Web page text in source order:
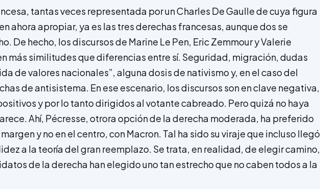
tantas veces representada por un Charles De Gaulle de cuya figura
ahora apropiar, ya es las tres derechas francesas, aunque dos se
De hecho, los discursos de Marine Le Pen, Eric Zemmour y Valerie
más similitudes que diferencias entre sí. Seguridad, migración, dudas
de valores nacionales”, alguna dosis de nativismo y, en el caso del
de antisistema. En ese escenario, los discursos son en clave negativa,
y por lo tanto dirigidos al votante cabreado. Pero quizá no haya
Ahí, Pécresse, otrora opción de la derecha moderada, ha preferido
y no en el centro, con Macron. Tal ha sido su viraje que incluso llegó
a la teoría del gran reemplazo. Se trata, en realidad, de elegir camino,
de la derecha han elegido uno tan estrecho que no caben todos a la